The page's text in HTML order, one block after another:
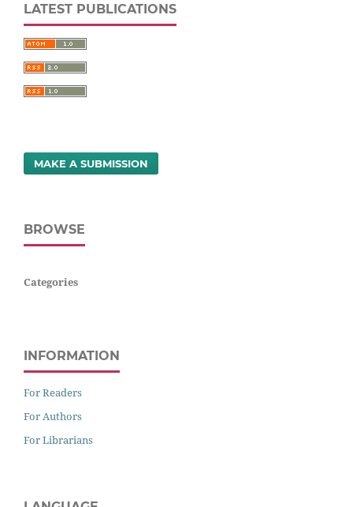
LATEST PUBLICATIONS
MAKE A SUBMISSION
BROWSE
Categories
INFORMATION
For Readers
For Authors
For Librarians